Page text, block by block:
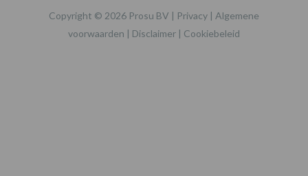
Copyright © 2026 Prosu BV | Privacy | Algemene
voorwaarden | Disclaimer | Cookiebeleid